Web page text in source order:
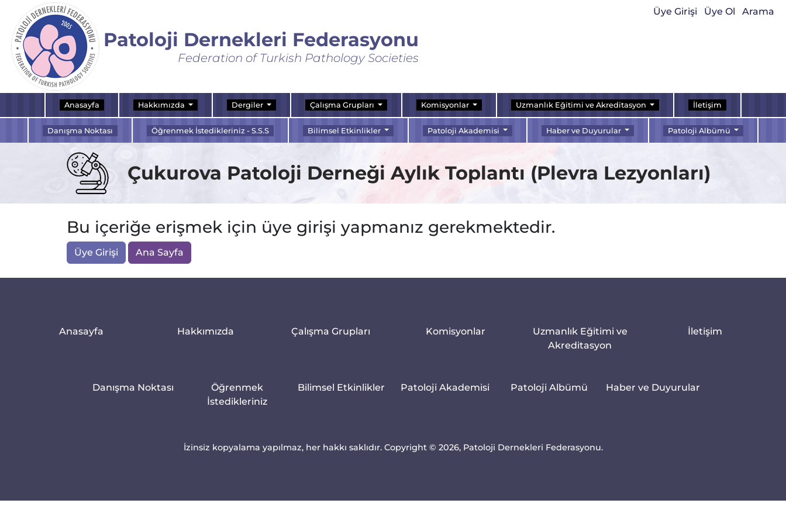
Patoloji Dernekleri Federasyonu
Federation of Turkish Pathology Societies
Üye Girişi Üye Ol Arama
Anasayfa Hakkımızda Dergiler Çalışma Grupları Komisyonlar Uzmanlık Eğitimi ve Akreditasyon İletişim
Danışma Noktası Öğrenmek İstedikleriniz - S.S.S Bilimsel Etkinlikler Patoloji Akademisi Haber ve Duyurular Patoloji Albümü
Çukurova Patoloji Derneği Aylık Toplantı (Plevra Lezyonları)
Bu içeriğe erişmek için üye girişi yapmanız gerekmektedir.
Üye Girişi Ana Sayfa
Anasayfa Hakkımızda Çalışma Grupları Komisyonlar
Uzmanlık Eğitimi ve
Akreditasyon
İletişim
Danışma Noktası
Öğrenmek
İstedikleriniz
Bilimsel Etkinlikler Patoloji Akademisi Patoloji Albümü Haber ve Duyurular
İzinsiz kopyalama yapılmaz, her hakkı saklıdır. Copyright © 2026, Patoloji Dernekleri Federasyonu.